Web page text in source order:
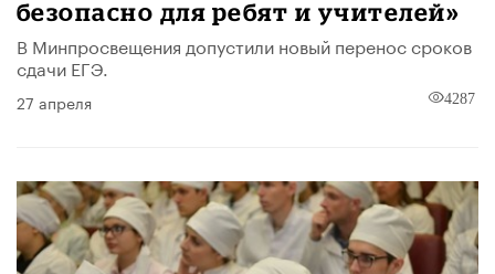
безопасно для ребят и учителей»
В Минпросвещения допустили новый перенос сроков
сдачи ЕГЭ.
27 апреля 4287